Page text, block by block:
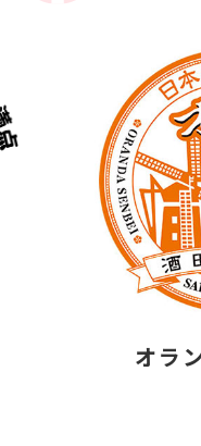
オラ